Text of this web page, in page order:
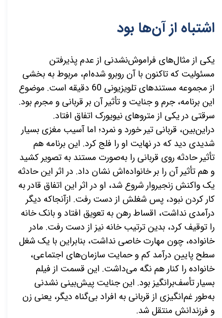
اشتباه از آن‌ها بود
یکی از مثال‌های فراموش‌نشدنی از عدم پذیرفتن
مسئولیت که تاکنون با آن روبرو شده‌ام، مربوط به بخشی
از مجموعه مستند‌های تلویزیونی 60 دقیقه است. موضوع
این برنامه، جرم و جنایت و تأثیر آن بر قربانی و مجرم بود.
سرقتی در یکی از متروهای نیویورک اتفاق افتاد.
دراین‌بین، قربانی تیر خورد و نمرد؛ اما آسیب مغزی بسیار
شدیدی دید که در نهایت او را فلج کرد. این برنامه هم
تأثیر حادثه روی قربانی را به‌صورت مستند به تصویر کشید
و هم تأثیر آن را بر خانواده‌اش نشان داد. در اثر این حادثه
یک واکنش زنجیروار شروع شد، او در اثر این اتفاق قادر به
کار کردن نبود، پس شغلش از دست رفت. ازآنجاکه دیگر
درآمدی نداشت، اقساط رهن به تعویق افتاد و بانک خانه
را توقیف کرد، بدین ترتیب خانه نیز از دست رفت. مادر
خانواده، چون مهارت خاصی نداشت، بنابراین با یک شغل
سطح پایین درآمد کم و حمایت سازمان‌های اجتماعی،
خانواده را کنار هم نگه می‌داشت. این قسمت از فیلم
بسیار تأسف‌برانگیز بود. این جنایت پیش‌بینی نشدنی
به‌طور غم‌انگیزی از قربانی به افراد بی‌گناه دیگر، یعنی زن
و فرزندانش منتقل شد.